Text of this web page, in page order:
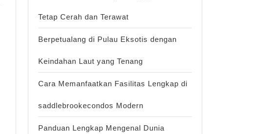
Tetap Cerah dan Terawat
Berpetualang di Pulau Eksotis dengan
Keindahan Laut yang Tenang
Cara Memanfaatkan Fasilitas Lengkap di
saddlebrookecondos Modern
Panduan Lengkap Mengenal Dunia